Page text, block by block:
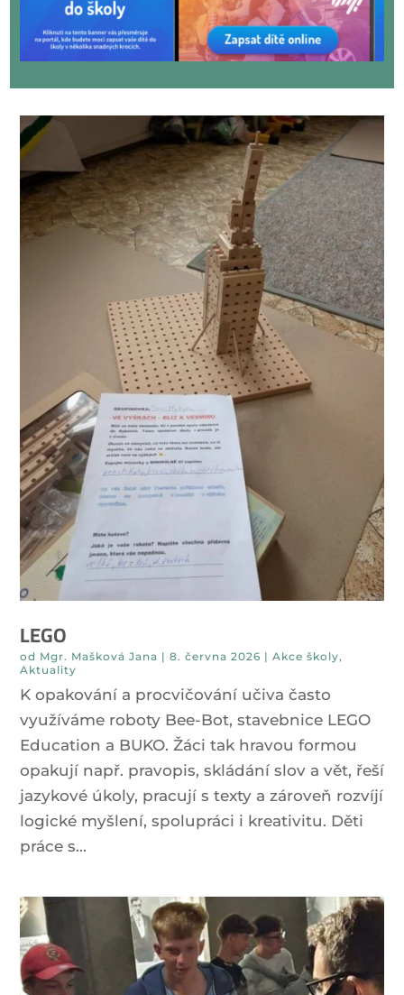
LEGO
od Mgr. Mašková Jana | 8. června 2026 | Akce školy,
Aktuality
K opakování a procvičování učiva často
využíváme roboty Bee-Bot, stavebnice LEGO
Education a BUKO. Žáci tak hravou formou
opakují např. pravopis, skládání slov a vět, řeší
jazykové úkoly, pracují s texty a zároveň rozvíjí
logické myšlení, spolupráci i kreativitu. Děti
práce s...